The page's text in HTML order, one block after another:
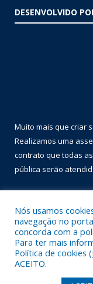
DESENVOLVIDO
Muito mais que criar
Realizamos uma
contrato que todas
pública serão
Todos os direitos
Nós usamos
navegação no
concorda com a
Para ter mais
Política de cookies (
ACEITO.